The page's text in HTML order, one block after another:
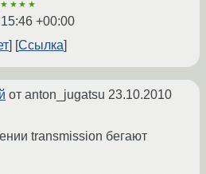
★★★★
+00:00
Ссылка
от anton_jugatsu 23.10.2010
transmission бегают